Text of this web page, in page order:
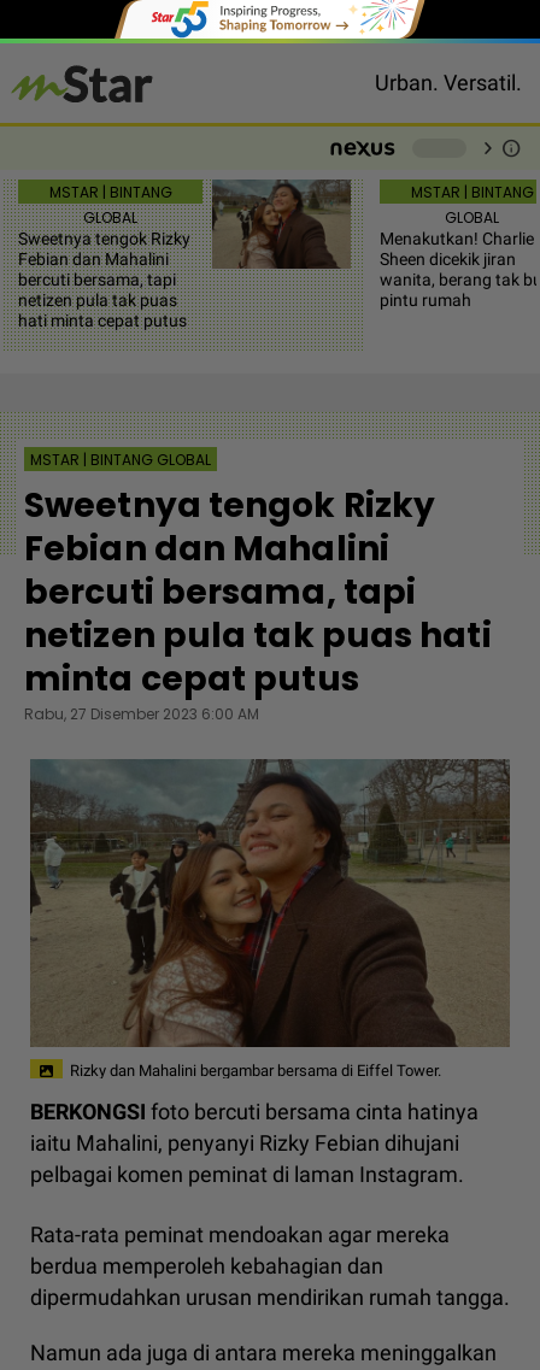
Urban. Versatil.
chevron_right info
MSTAR | BINTANG
GLOBAL
Sweetnya tengok Rizky
Febian dan Mahalini
bercuti bersama, tapi
netizen pula tak puas
hati minta cepat putus
MSTAR | BINTANG
GLOBAL
Menakutkan! Charlie
Sheen dicekik jiran
wanita, berang tak
pintu rumah
MSTAR | BINTANG GLOBAL
Sweetnya tengok Rizky
Febian dan Mahalini
bercuti bersama, tapi
netizen pula tak puas hati
minta cepat putus
Rabu, 27 Disember 2023 6:00 AM
Rizky dan Mahalini bergambar bersama di Eiffel Tower.
BERKONGSI foto bercuti bersama cinta hatinya
iaitu Mahalini, penyanyi Rizky Febian dihujani
pelbagai komen peminat di laman Instagram.
Rata-rata peminat mendoakan agar mereka
berdua memperoleh kebahagian dan
dipermudahkan urusan mendirikan rumah tangga.
Namun ada juga di antara mereka meninggalkan